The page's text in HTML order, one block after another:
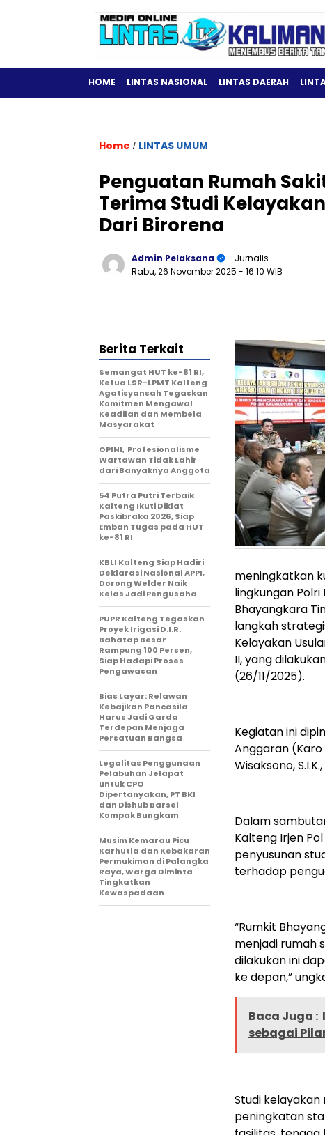
HOME LINTAS NASIONAL LINTAS DAERAH
Home / LINTAS UMUM
Penguatan Rumah
Terima Studi
Dari Birorena
Admin Pelaksana
- Jurnalis
Rabu, 26 November 2025 - 16:10 WIB
meningkatkan
lingkungan
Bhayangkara
langkah
Kelayakan
II, yang
(26/11/2025).
Kegiatan ini
Anggaran (Karo
Wisaksono,
Dalam
Kalteng Irjen
penyusunan
terhadap
“Rumkit
menjadi rumah
dilakukan ini
ke depan,”
Baca Juga :
sebagai
Studi
peningkatan
Berita Terkait
Semangat HUT ke-81 RI,
Ketua LSR-LPMT Kalteng
Agatisyansah Tegaskan
Komitmen Mengawal
Keadilan dan Membela
Masyarakat
OPINI, Profesionalisme
Wartawan Tidak Lahir
dari Banyaknya Anggota
54 Putra Putri Terbaik
Kalteng Ikuti Diklat
Paskibraka 2026, Siap
Emban Tugas pada HUT
ke-81 RI
KBLI Kalteng Siap Hadiri
Deklarasi Nasional APPI,
Dorong Welder Naik
Kelas Jadi Pengusaha
PUPR Kalteng Tegaskan
Proyek Irigasi D.I.R.
Bahatap Besar
Rampung 100 Persen,
Siap Hadapi Proses
Pengawasan
Bias Layar: Relawan
Kebajikan Pancasila
Harus Jadi Garda
Terdepan Menjaga
Persatuan Bangsa
Legalitas Penggunaan
Pelabuhan Jelapat
untuk CPO
Dipertanyakan, PT BKI
dan Dishub Barsel
Kompak Bungkam
Musim Kemarau Picu
Karhutla dan Kebakaran
Permukiman di Palangka
Raya, Warga Diminta
Tingkatkan
Kewaspadaan